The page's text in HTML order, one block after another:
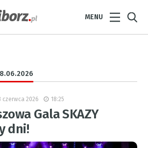
MENU
czerwca 2026 18:25
Gala SKAZY
dni!